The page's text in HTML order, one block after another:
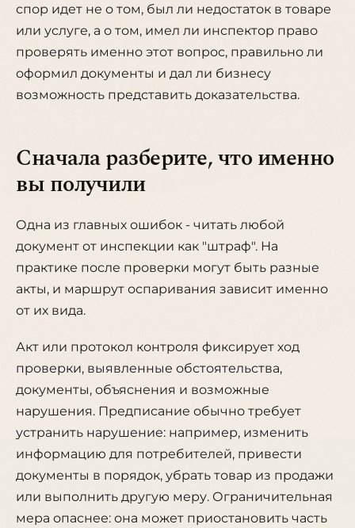
спор идет не о том, был ли недостаток в товаре
или услуге, а о том, имел ли инспектор право
проверять именно этот вопрос, правильно ли
оформил документы и дал ли бизнесу
возможность представить доказательства.
Сначала разберите, что именно
вы получили
Одна из главных ошибок - читать любой
документ от инспекции как "штраф". На
практике после проверки могут быть разные
акты, и маршрут оспаривания зависит именно
от их вида.
Акт или протокол контроля фиксирует ход
проверки, выявленные обстоятельства,
документы, объяснения и возможные
нарушения. Предписание обычно требует
устранить нарушение: например, изменить
информацию для потребителей, привести
документы в порядок, убрать товар из продажи
или выполнить другую меру. Ограничительная
мера опаснее: она может приостановить часть